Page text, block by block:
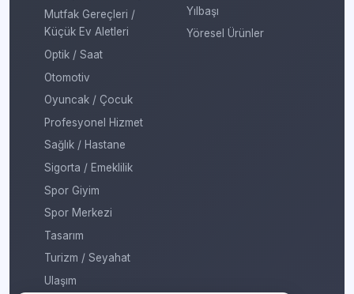
Mutfak Gereçleri /
Küçük Ev Aletleri
Optik / Saat
Otomotiv
Oyuncak / Çocuk
Profesyonel Hizmet
Sağlık / Hastane
Sigorta / Emeklilik
Spor Giyim
Spor Merkezi
Tasarım
Turizm / Seyahat
Ulaşım
Yılbaşı
Yöresel Ürünler